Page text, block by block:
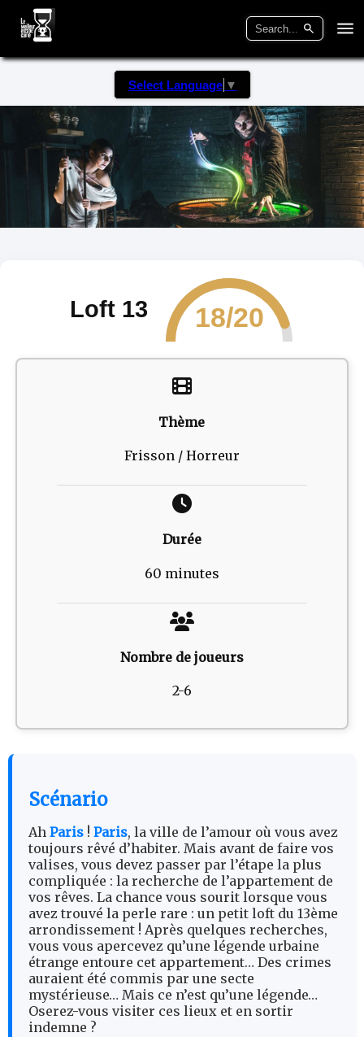
Select Language ▼
Loft 13 18/20
Thème
Frisson / Horreur
Durée
60 minutes
Nombre de joueurs
2-6
Scénario
Ah Paris ! Paris, la ville de l’amour où vous avez
toujours rêvé d’habiter. Mais avant de faire vos
valises, vous devez passer par l’étape la plus
compliquée : la recherche de l’appartement de
vos rêves. La chance vous sourit lorsque vous
avez trouvé la perle rare : un petit loft du 13ème
arrondissement ! Après quelques recherches,
vous vous apercevez qu’une légende urbaine
étrange entoure cet appartement… Des crimes
auraient été commis par une secte
mystérieuse… Mais ce n’est qu’une légende…
Oserez-vous visiter ces lieux et en sortir
indemne ?